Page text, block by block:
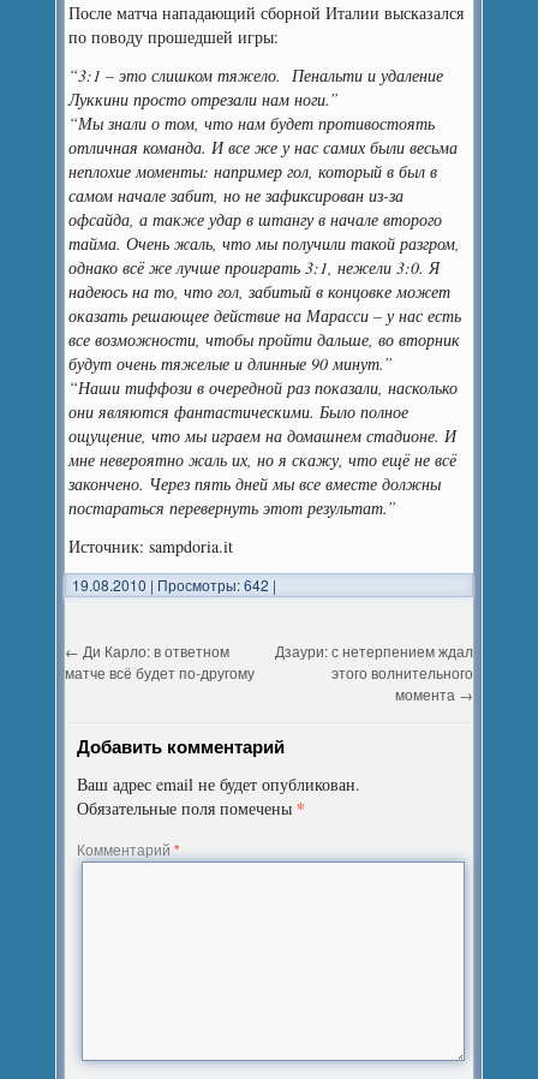
После матча нападающий сборной Италии высказался
по поводу прошедшей игры:
“3:1 – это слишком тяжело. Пенальти и удаление
Луккини просто отрезали нам ноги.”
“Мы знали о том, что нам будет противостоять
отличная команда. И все же у нас самих были весьма
неплохие моменты: например гол, который в был в
самом начале забит, но не зафиксирован из-за
офсайда, а также удар в штангу в начале второго
тайма. Очень жаль, что мы получили такой разгром,
однако всё же лучше проиграть 3:1, нежели 3:0. Я
надеюсь на то, что гол, забитый в концовке может
оказать решающее действие на Марасси – у нас есть
все возможности, чтобы пройти дальше, во вторник
будут очень тяжелые и длинные 90 минут.”
“Наши тиффози в очередной раз показали, насколько
они являются фантастическими. Было полное
ощущение, что мы играем на домашнем стадионе. И
мне невероятно жаль их, но я скажу, что ещё не всё
закончено. Через пять дней мы все вместе должны
постараться перевернуть этот результат.”
Источник: sampdoria.it
19.08.2010 | Просмотры: 642 |
← Ди Карло: в ответном
матче всё будет по-другому
Дзаури: с нетерпением ждал
этого волнительного
момента →
Добавить комментарий
Ваш адрес email не будет опубликован.
Обязательные поля помечены *
Комментарий*